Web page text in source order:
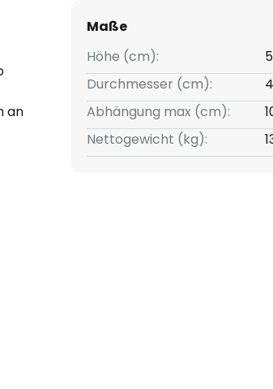
an
Maße
Höhe (cm):
Durchmesser (cm):
Abhängung max (cm):
Nettogewicht (kg):